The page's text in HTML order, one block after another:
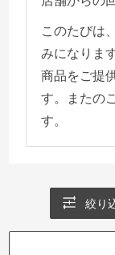
きますよ。花
した。おすす
らもレビュー
このたびは
みになりま
商品をご提
す。またの
す。
絞り